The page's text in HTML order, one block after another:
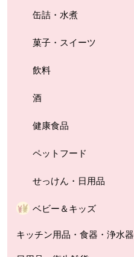
缶詰・水煮
菓子・スイーツ
飲料
酒
健康食品
ペットフード
せっけん・日用品
ベビー＆キッズ
キッチン用品・食器・浄水器